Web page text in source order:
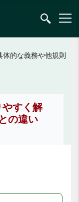
的な義務や他規則
やすく解
の違い